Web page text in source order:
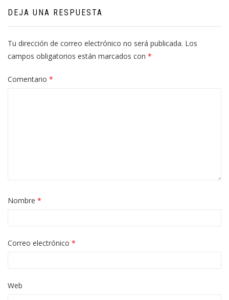
DEJA UNA RESPUESTA
Tu dirección de correo electrónico no será publicada. Los
campos obligatorios están marcados con *
Comentario *
Nombre *
Correo electrónico *
Web